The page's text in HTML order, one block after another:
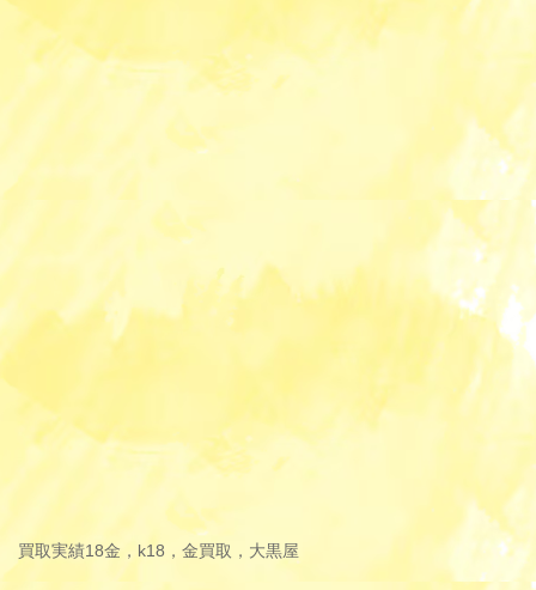
買取実績18金，k18，金買取，大黒屋